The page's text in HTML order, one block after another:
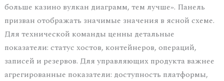
больше казино вулкан диаграмм, тем лучше». Панель
призван отображать значимые значения в ясной схеме.
Для технической команды ценны детальные
показатели: статус хостов, контейнеров, операций,
записей и резервов. Для управляющих продукта важнее
агрегированные показатели: доступность платформы,